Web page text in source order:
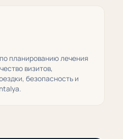
планированию лечения
визитов,
безопасность и